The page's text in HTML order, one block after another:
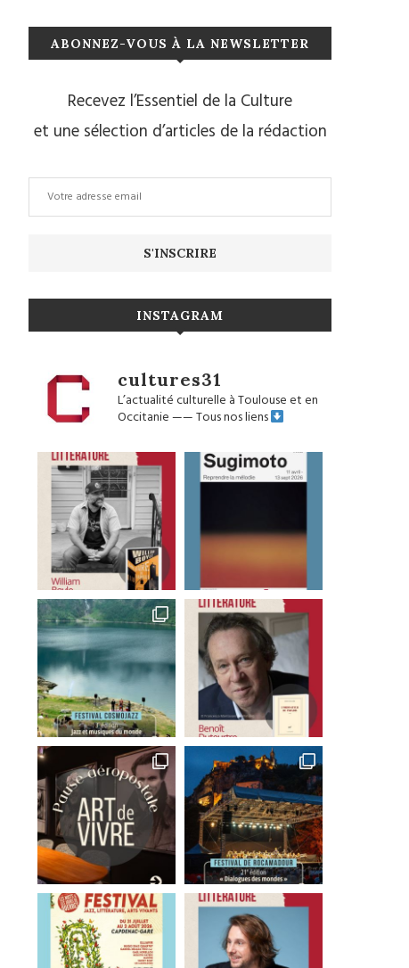
ABONNEZ-VOUS À LA NEWSLETTER
Recevez l’Essentiel de la Culture
et une sélection d’articles de la rédaction
INSTAGRAM
cultures31
L’actualité culturelle à Toulouse et en
Occitanie——Tous nos liens